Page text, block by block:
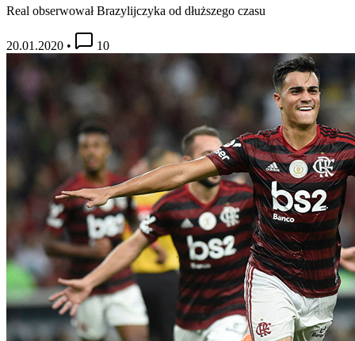
Real obserwował Brazylijczyka od dłuższego czasu
20.01.2020 • 10